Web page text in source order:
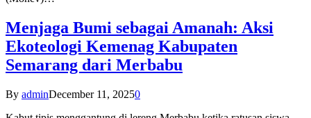
Menjaga Bumi sebagai Amanah: Aksi
Ekoteologi Kemenag Kabupaten
Semarang dari Merbabu
By adminDecember 11, 20250